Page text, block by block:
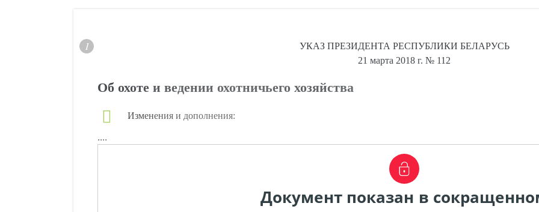
УКАЗ ПРЕЗИДЕНТА РЕСПУБЛИКИ БЕЛАРУСЬ
21 марта 2018 г. № 112
Об охоте и ведении охотничьего хозяйства
Изменения и дополнения:
....
Документ показан в